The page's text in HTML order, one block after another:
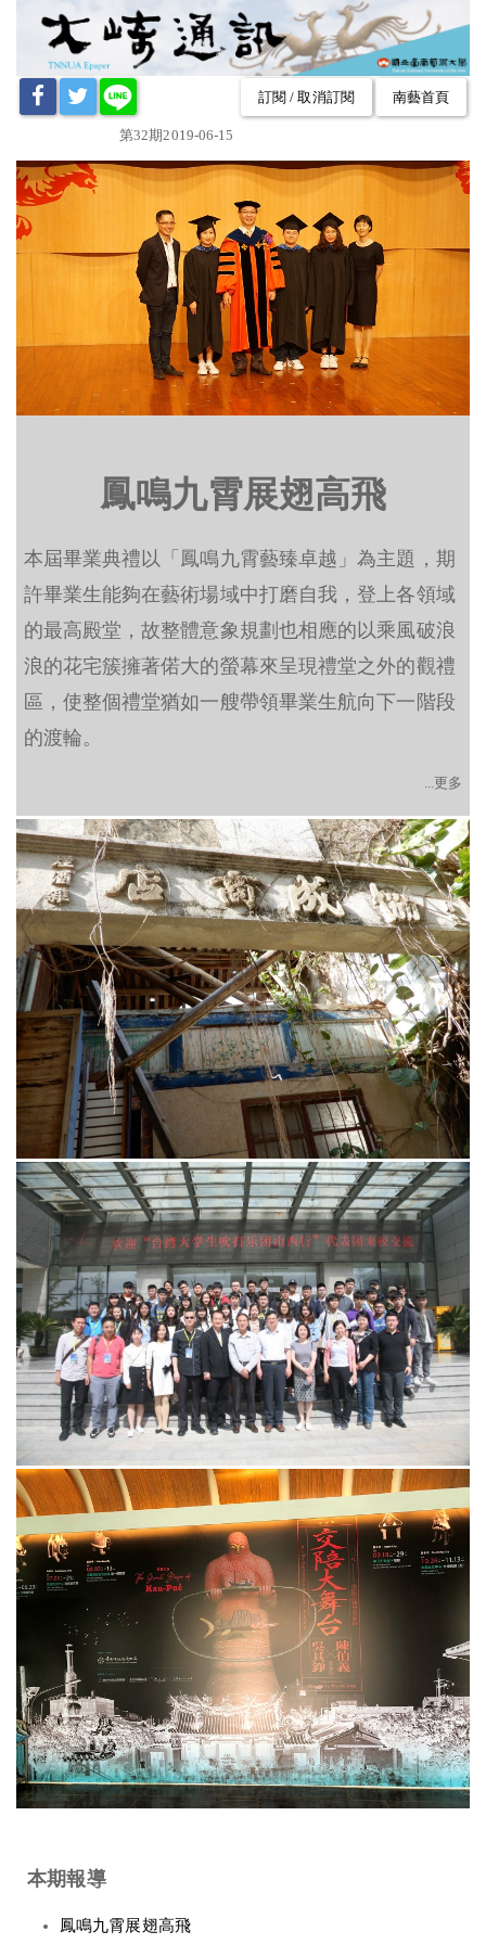
訂閱 / 取消訂閱 南藝首頁
第32期2019-06-15
鳳鳴九霄展翅高飛
本屆畢業典禮以「鳳鳴九霄藝臻卓越」為主題，期
許畢業生能夠在藝術場域中打磨自我，登上各領域
的最高殿堂，故整體意象規劃也相應的以乘風破浪
浪的花宅簇擁著偌大的螢幕來呈現禮堂之外的觀禮
區，使整個禮堂猶如一艘帶領畢業生航向下一階段
的渡輪。
...更多
本期報導
鳳鳴九霄展翅高飛